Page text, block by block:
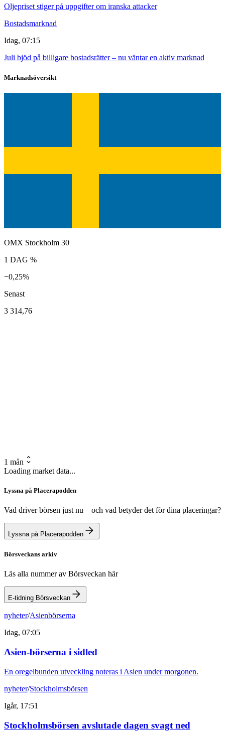
Oljepriset stiger på uppgifter om iranska attacker
Bostadsmarknad
Idag, 07:15
Juli bjöd på billigare bostadsrätter – nu väntar en aktiv marknad
Marknadsöversikt
OMX Stockholm 30
1 DAG %
−0,25%
Senast
3 314,76
1 mån
Loading market data...
Lyssna på Placerapodden
Vad driver börsen just nu – och vad betyder det för dina placeringar?
Lyssna på Placerapodden
Börsveckans arkiv
Läs alla nummer av Börsveckan här
E-tidning Börsveckan
nyheter/Asienbörserna
Idag, 07:05
Asien-börserna i sidled
En oregelbunden utveckling noteras i Asien under morgonen.
nyheter/Stockholmsbörsen
Igår, 17:51
Stockholmsbörsen avslutade dagen svagt ned